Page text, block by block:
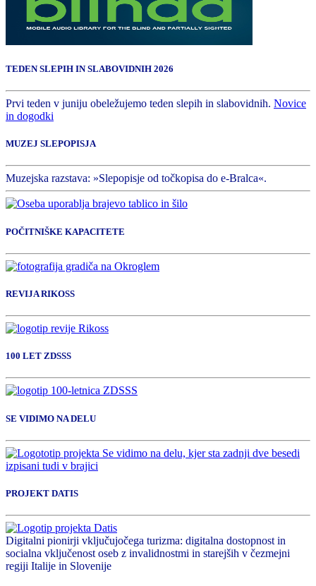
TEDEN SLEPIH IN SLABOVIDNIH 2026
Prvi teden v juniju obeležujemo teden slepih in slabovidnih. Novice
in dogodki
MUZEJ SLEPOPISJA
Muzejska razstava: »Slepopisje od točkopisa do e-Bralca«.
POČITNIŠKE KAPACITETE
REVIJA RIKOSS
100 LET ZDSSS
SE VIDIMO NA DELU
PROJEKT DATIS
Digitalni pionirji vključujočega turizma: digitalna dostopnost in
socialna vključenost oseb z invalidnostmi in starejših v čezmejni
regiji Italije in Slovenije